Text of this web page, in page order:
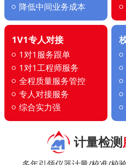
降低中间业务成本
1V1专人对接
1对1服务跟单
1对1工程师服务
全程质量服务管控
专人对接服务
综合实力强
计量检测